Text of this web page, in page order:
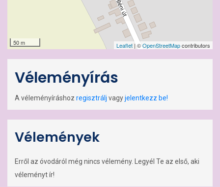
50 m Leaflet | ©OpenStreetMapcontributors
Véleményírás
A véleményíráshoz regisztrálj vagyjelentkezz be!
Vélemények
Erről az óvodáról még nincs vélemény. Legyél Te az első, aki
véleményt ír!